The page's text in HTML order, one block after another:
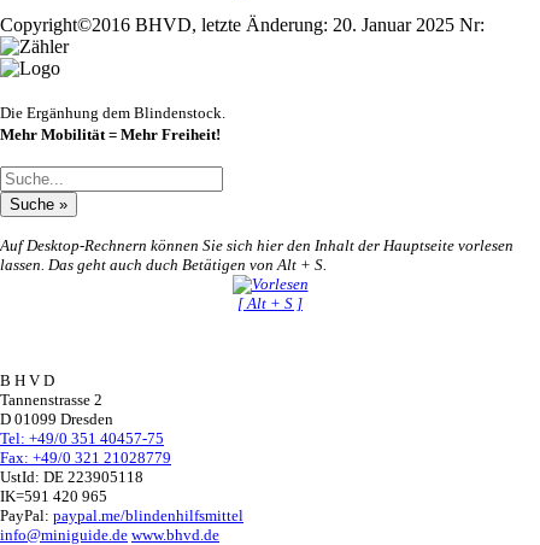
Copyright©2016 BHVD, letzte Änderung: 20. Januar 2025 Nr:
Die Ergänhung dem Blindenstock.
Mehr Mobilität = Mehr Freiheit!
Auf Desktop-Rechnern können Sie sich hier den Inhalt der Hauptseite vorlesen
lassen. Das geht auch duch Betätigen von Alt + S.
[ Alt + S ]
B H V D
Tannenstrasse 2
D 01099 Dresden
Tel: +49/0 351 40457-75
Fax: +49/0 321 21028779
UstId: DE 223905118
IK=591 420 965
PayPal: paypal.me/blindenhilfsmittel
info@miniguide.de www.bhvd.de